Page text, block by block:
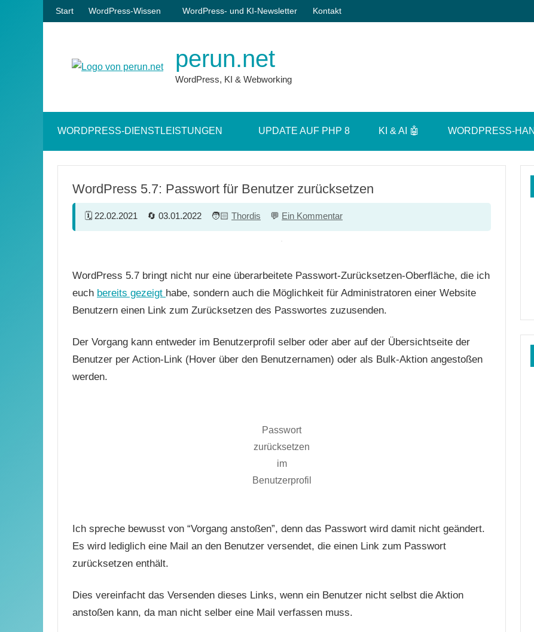
Zum
Inhalt
Start WordPress-Wissen WordPress- und KI-Newsletter Kontakt
perun.net
WordPress, KI & Webworking
WORDPRESS-DIENSTLEISTUNGEN UPDATE AUF PHP 8 KI & AI 🤖 WORDPRESS-
WordPress 5.7: Passwort für Benutzer zurücksetzen
22.02.2021 03.01.2022 Thordis Ein Kommentar
WordPress 5.7 bringt nicht nur eine überarbeitete Passwort-Zurücksetzen-Oberfläche, die ich
euch bereits gezeigt habe, sondern auch die Möglichkeit für Administratoren einer Website
Benutzern einen Link zum Zurücksetzen des Passwortes zuzusenden.
Der Vorgang kann entweder im Benutzerprofil selber oder aber auf der Übersichtseite der
Benutzer per Action-Link (Hover über den Benutzernamen) oder als Bulk-Aktion angestoßen
werden.
Passwort
zurücksetzen
im
Benutzerprofil
Ich spreche bewusst von “Vorgang anstoßen”, denn das Passwort wird damit nicht geändert.
Es wird lediglich eine Mail an den Benutzer versendet, die einen Link zum Passwort
zurücksetzen enthält.
Dies vereinfacht das Versenden dieses Links, wenn ein Benutzer nicht selbst die Aktion
anstoßen kann, da man nicht selber eine Mail verfassen muss.